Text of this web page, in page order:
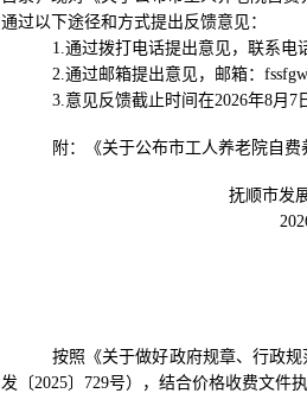
通过以下途径和方式提出反馈意见：
1.通过拨打电话提出意见，联系电
2.通过邮箱提出意见，邮箱：
3.意见反馈截止时间在2026年8月 7
附：《关于公布市工人养老院自
抚顺市发
202
按照《关于做好政府规章、行政
发〔2025〕729号），结合价格收费文件